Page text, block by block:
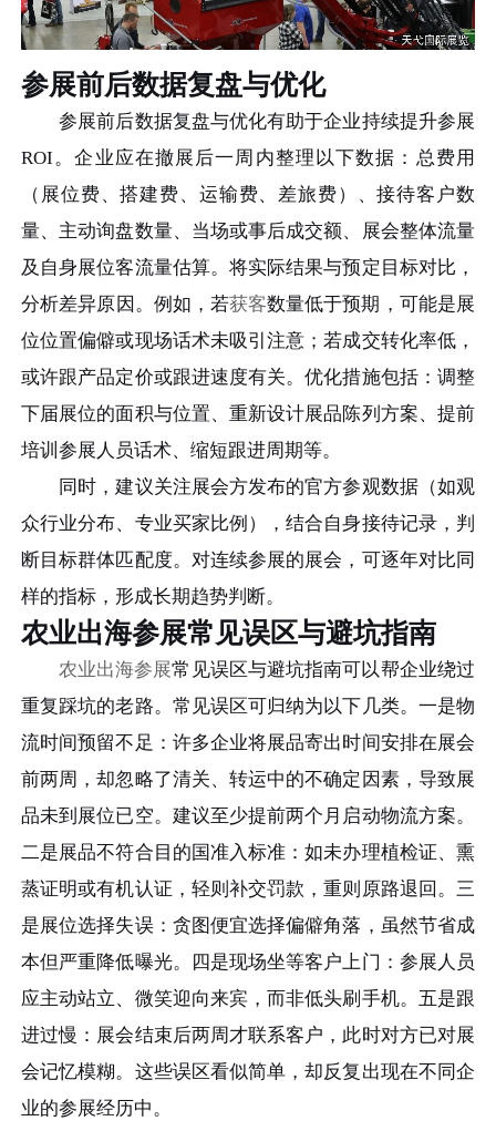
参展前后数据复盘与优化
参展前后数据复盘与优化有助于企业持续提升参展
ROI。企业应在撤展后一周内整理以下数据：总费用
（展位费、搭建费、运输费、差旅费）、接待客户数
量、主动询盘数量、当场或事后成交额、展会整体流量
及自身展位客流量估算。将实际结果与预定目标对比，
分析差异原因。例如，若获客数量低于预期，可能是展
位位置偏僻或现场话术未吸引注意；若成交转化率低，
或许跟产品定价或跟进速度有关。优化措施包括：调整
下届展位的面积与位置、重新设计展品陈列方案、提前
培训参展人员话术、缩短跟进周期等。
同时，建议关注展会方发布的官方参观数据（如观
众行业分布、专业买家比例），结合自身接待记录，判
断目标群体匹配度。对连续参展的展会，可逐年对比同
样的指标，形成长期趋势判断。
农业出海参展常见误区与避坑指南
农业出海参展常见误区与避坑指南可以帮企业绕过
重复踩坑的老路。常见误区可归纳为以下几类。一是物
流时间预留不足：许多企业将展品寄出时间安排在展会
前两周，却忽略了清关、转运中的不确定因素，导致展
品未到展位已空。建议至少提前两个月启动物流方案。
二是展品不符合目的国准入标准：如未办理植检证、熏
蒸证明或有机认证，轻则补交罚款，重则原路退回。三
是展位选择失误：贪图便宜选择偏僻角落，虽然节省成
本但严重降低曝光。四是现场坐等客户上门：参展人员
应主动站立、微笑迎向来宾，而非低头刷手机。五是跟
进过慢：展会结束后两周才联系客户，此时对方已对展
会记忆模糊。这些误区看似简单，却反复出现在不同企
业的参展经历中。